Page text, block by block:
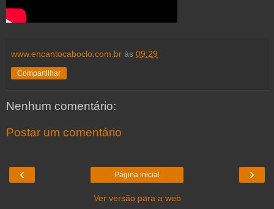
www.encantocaboclo.com.br às 09:29
Compartilhar
Nenhum comentário:
Postar um comentário
‹ ›
Página inicial
Ver versão para a web